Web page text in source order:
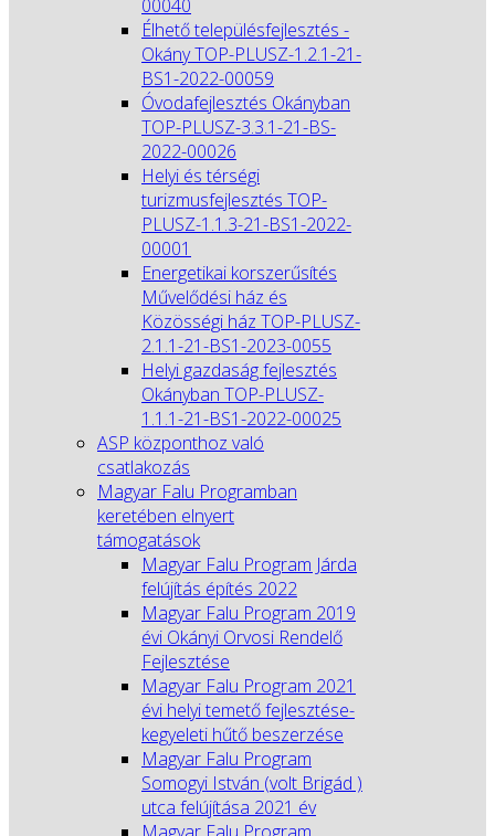
00040
Élhető településfejlesztés -
Okány TOP-PLUSZ-1.2.1-21-
BS1-2022-00059
Óvodafejlesztés Okányban
TOP-PLUSZ-3.3.1-21-BS-
2022-00026
Helyi és térségi
turizmusfejlesztés TOP-
PLUSZ-1.1.3-21-BS1-2022-
00001
Energetikai korszerűsítés
Művelődési ház és
Közösségi ház TOP-PLUSZ-
2.1.1-21-BS1-2023-0055
Helyi gazdaság fejlesztés
Okányban TOP-PLUSZ-
1.1.1-21-BS1-2022-00025
ASP központhoz való
csatlakozás
Magyar Falu Programban
keretében elnyert
támogatások
Magyar Falu Program Járda
felújítás építés 2022
Magyar Falu Program 2019
évi Okányi Orvosi Rendelő
Fejlesztése
Magyar Falu Program 2021
évi helyi temető fejlesztése-
kegyeleti hűtő beszerzése
Magyar Falu Program
Somogyi István (volt Brigád )
utca felújítása 2021 év